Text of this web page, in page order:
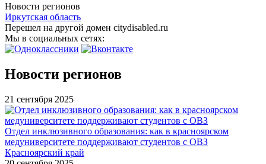
Новости регионов
Иркутская область
Перешел на другой домен citydisabled.ru
Мы в социальных сетях:
Новости регионов
21 сентября 2025
Отдел инклюзивного образования: как в красноярском
медуниверситете поддерживают студентов с ОВЗ
Красноярский край